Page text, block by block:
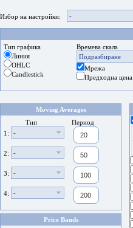
Избор на настройки: -
Тип графика
Линия
OHLC
Candlestick
Времева скала
Подразбиране
Мрежа
Предходна цена
Moving Averages
Тип
Период
1:
-
2: -
3: -
4: -
Price Bands